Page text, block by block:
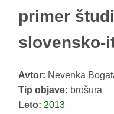
primer
slovensko-
Avtor: Nevenka
Tip objave: brošura
Leto: 2013